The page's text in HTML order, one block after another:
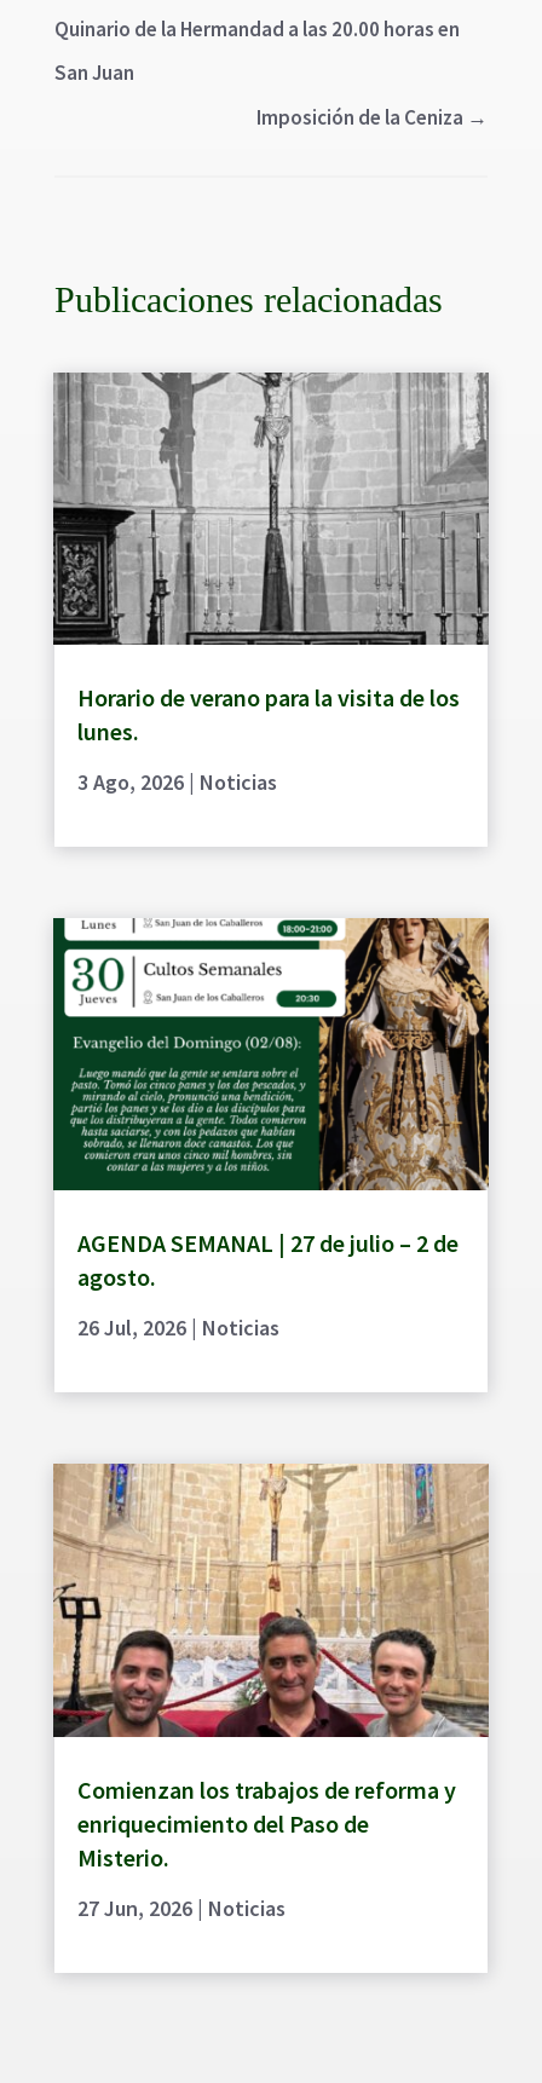
Quinario de la Hermandad a las 20.00 horas en
San Juan
Imposición de la Ceniza →
Publicaciones relacionadas
Horario de verano para la visita de los
lunes.
3 Ago, 2026| Noticias
AGENDA SEMANAL | 27 de julio – 2 de
agosto.
26 Jul, 2026| Noticias
Comienzan los trabajos de reforma y
enriquecimiento del Paso de
Misterio.
27 Jun, 2026| Noticias